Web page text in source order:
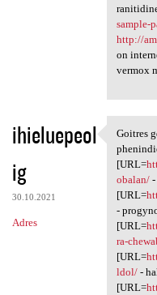
sample-
http://
on
vermox
ihieluepeol
ig
30.10.2021
Adres
Goitres
Goitres
[URL=
obalan/-
[URL=
-
[URL=
ra-
[URL=
ldol/-
[URL=